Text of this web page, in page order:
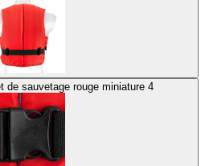
Besto Dinghy 50N gilet de sauvetage rouge miniature 4